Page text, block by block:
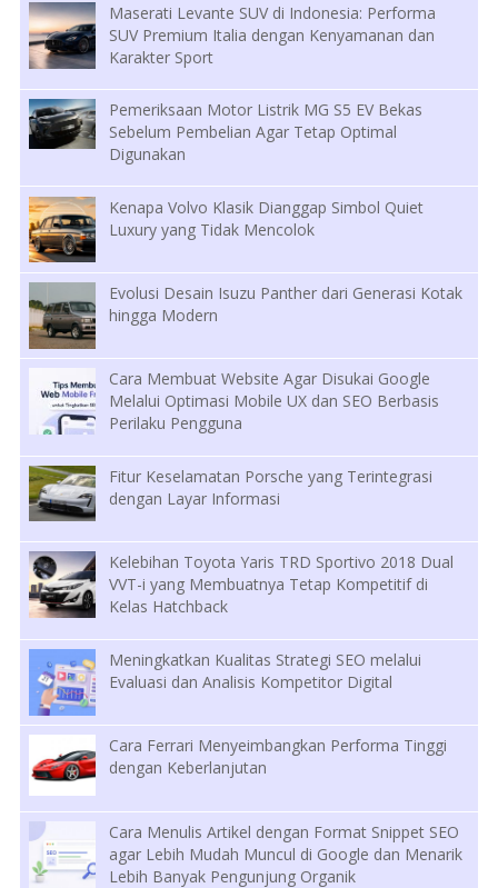
Maserati Levante SUV di Indonesia: Performa
SUV Premium Italia dengan Kenyamanan dan
Karakter Sport
Pemeriksaan Motor Listrik MG S5 EV Bekas
Sebelum Pembelian Agar Tetap Optimal
Digunakan
Kenapa Volvo Klasik Dianggap Simbol Quiet
Luxury yang Tidak Mencolok
Evolusi Desain Isuzu Panther dari Generasi Kotak
hingga Modern
Cara Membuat Website Agar Disukai Google
Melalui Optimasi Mobile UX dan SEO Berbasis
Perilaku Pengguna
Fitur Keselamatan Porsche yang Terintegrasi
dengan Layar Informasi
Kelebihan Toyota Yaris TRD Sportivo 2018 Dual
VVT-i yang Membuatnya Tetap Kompetitif di
Kelas Hatchback
Meningkatkan Kualitas Strategi SEO melalui
Evaluasi dan Analisis Kompetitor Digital
Cara Ferrari Menyeimbangkan Performa Tinggi
dengan Keberlanjutan
Cara Menulis Artikel dengan Format Snippet SEO
agar Lebih Mudah Muncul di Google dan Menarik
Lebih Banyak Pengunjung Organik